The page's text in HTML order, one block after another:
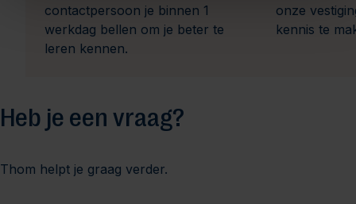
contactpersoon je binnen 1
werkdag bellen om je beter te
leren kennen.
onze
kennis te
Heb je een vraag?
Thom helpt je graag verder.